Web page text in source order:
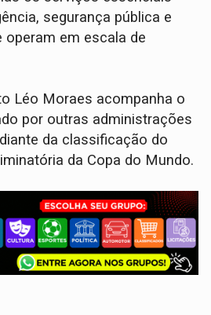
segurança pública e
operam em escala de
Léo Moraes acompanha o
por outras administrações
da classificação do
da Copa do Mundo.